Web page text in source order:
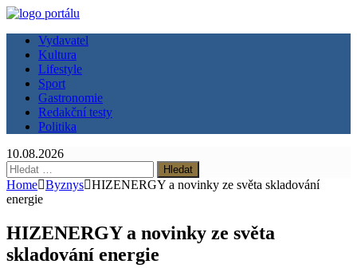
Vydavatel
Kultura
Lifestyle
Sport
Gastronomie
Redakční testy
Politika
10.08.2026
Vyhledávání
Home Byznys HIZENERGY a novinky ze světa skladování
energie
HIZENERGY a novinky ze světa
skladování energie